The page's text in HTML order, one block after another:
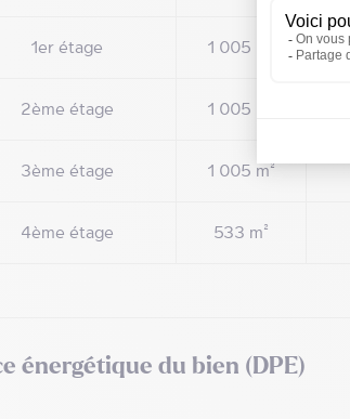
1er étage 1 005 m²
2ème étage 1 005 m²
3ème étage 1 005 m²
4ème étage 533 m²
énergétique du bien (DPE)